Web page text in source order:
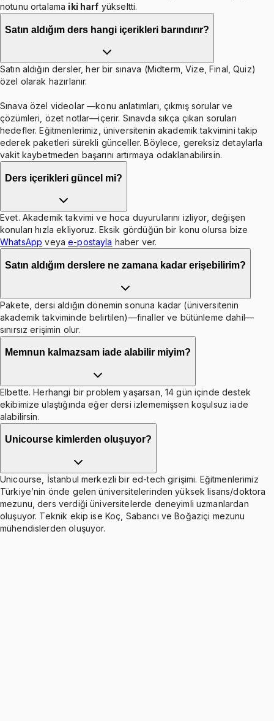
notunu ortalama iki harf yükseltti.
Satın aldığım ders hangi içerikleri barındırır?
Satın aldığın dersler, her bir sınava (Midterm, Vize, Final, Quiz)
özel olarak hazırlanır.
Sınava özel videolar —konu anlatımları, çıkmış sorular ve
çözümleri, özet notlar—içerir. Sınavda sıkça çıkan soruları
hedefler. Eğitmenlerimiz, üniversitenin akademik takvimini takip
ederek paketleri sürekli günceller. Böylece, gereksiz detaylarla
vakit kaybetmeden başarını artırmaya odaklanabilirsin.
Ders içerikleri güncel mi?
Evet. Akademik takvimi ve hoca duyurularını izliyor, değişen
konuları hızla ekliyoruz. Eksik gördüğün bir konu olursa bize
WhatsApp veya e-postayla haber ver.
Satın aldığım derslere ne zamana kadar erişebilirim?
Pakete, dersi aldığın dönemin sonuna kadar (üniversitenin
akademik takviminde belirtilen)—finaller ve bütünleme dahil—
sınırsız erişimin olur.
Memnun kalmazsam iade alabilir miyim?
Elbette. Herhangi bir problem yaşarsan, 14 gün içinde destek
ekibimize ulaştığında eğer dersi izlememişsen koşulsuz iade
alabilirsin.
Unicourse kimlerden oluşuyor?
Unicourse, İstanbul merkezli bir ed-tech girişimi. Eğitmenlerimiz
Türkiye’nin önde gelen üniversitelerinden yüksek lisans/doktora
mezunu, ders verdiği üniversitelerde deneyimli uzmanlardan
oluşuyor. Teknik ekip ise Koç, Sabancı ve Boğaziçi mezunu
mühendislerden oluşuyor.